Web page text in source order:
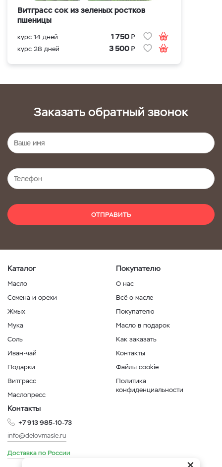
Витграсс сок из зеленых ростков
пшеницы
курс 14 дней 1 750₽
курс 28 дней 3 500₽
Заказать обратный звонок
ОТПРАВИТЬ
Каталог
Масло
Семена и орехи
Жмых
Мука
Соль
Иван-чай
Подарки
Витграсс
Маслопресс
Покупателю
О нас
Всё о масле
Покупателю
Масло в подарок
Как заказать
Контакты
Файлы cookie
Политика
конфиденциальности
Контакты
+7 913 985-10-73
info@delovmasle.ru
Доставка по России